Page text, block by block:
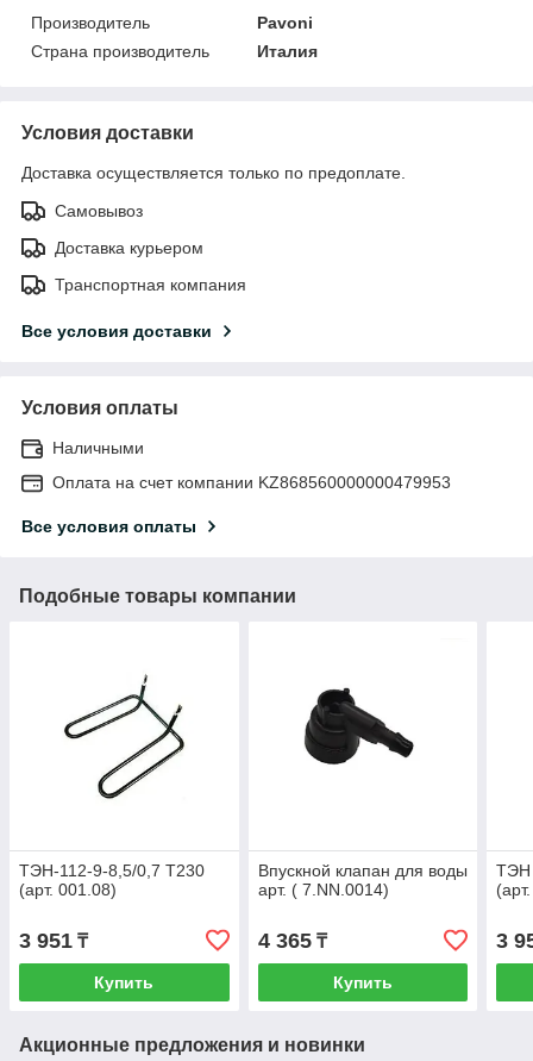
Производитель
Pavoni
Страна производитель
Италия
Условия доставки
Доставка осуществляется только по предоплате.
Самовывоз
Доставка курьером
Транспортная компания
Все условия доставки
Условия оплаты
Наличными
Оплата на счет компании KZ868560000000479953
Все условия оплаты
Подобные товары компании
ТЭН-112-9-8,5/0,7 Т230
(арт. 001.08)
3 951 ₸
Купить
Впускной клапан для воды
арт. ( 7.NN.0014)
4 365₸
Купить
ТЭН
3
Акционные предложения и новинки